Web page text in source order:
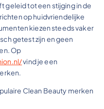
geleid tot een stijging in de
op huidvriendelijke
kiezen steeds vaker
getest zijn en geen
Op
vind je een
Clean Beauty merken